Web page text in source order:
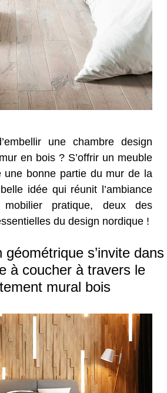
une chambre design
en bois ? S’offrir un meuble
une bonne partie du mur de la
idée qui réunit l’ambiance
pratique, deux des
du design nordique !
géométrique s’invite dans
à coucher à travers le
mural bois